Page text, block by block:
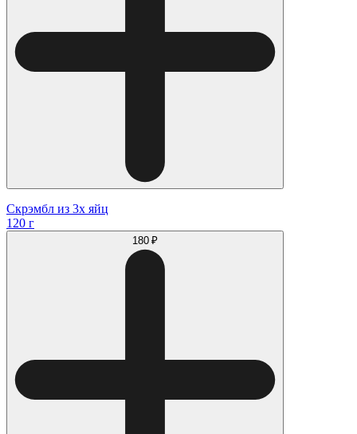
Скрэмбл из 3х яйц
120 г
180 ₽